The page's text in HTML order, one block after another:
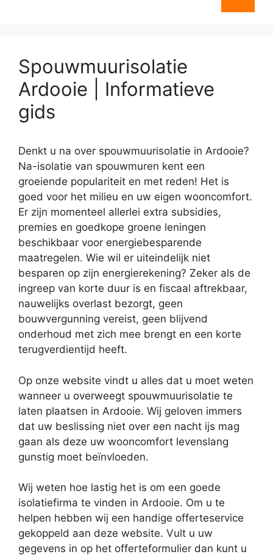
Spouwmuurisolatie
Ardooie | Informatieve
gids
Denkt u na over spouwmuurisolatie in Ardooie?
Na-isolatie van spouwmuren kent een
groeiende populariteit en met reden! Het is
goed voor het milieu en uw eigen wooncomfort.
Er zijn momenteel allerlei extra subsidies,
premies en goedkope groene leningen
beschikbaar voor energiebesparende
maatregelen. Wie wil er uiteindelijk niet
besparen op zijn energierekening? Zeker als de
ingreep van korte duur is en fiscaal aftrekbaar,
nauwelijks overlast bezorgt, geen
bouwvergunning vereist, geen blijvend
onderhoud met zich mee brengt en een korte
terugverdientijd heeft.
Op onze website vindt u alles dat u moet weten
wanneer u overweegt spouwmuurisolatie te
laten plaatsen in Ardooie. Wij geloven immers
dat uw beslissing niet over een nacht ijs mag
gaan als deze uw wooncomfort levenslang
gunstig moet beïnvloeden.
Wij weten hoe lastig het is om een goede
isolatiefirma te vinden in Ardooie. Om u te
helpen hebben wij een handige offerteservice
gekoppeld aan deze website. Vult u uw
gegevens in op het offerteformulier dan kunt u